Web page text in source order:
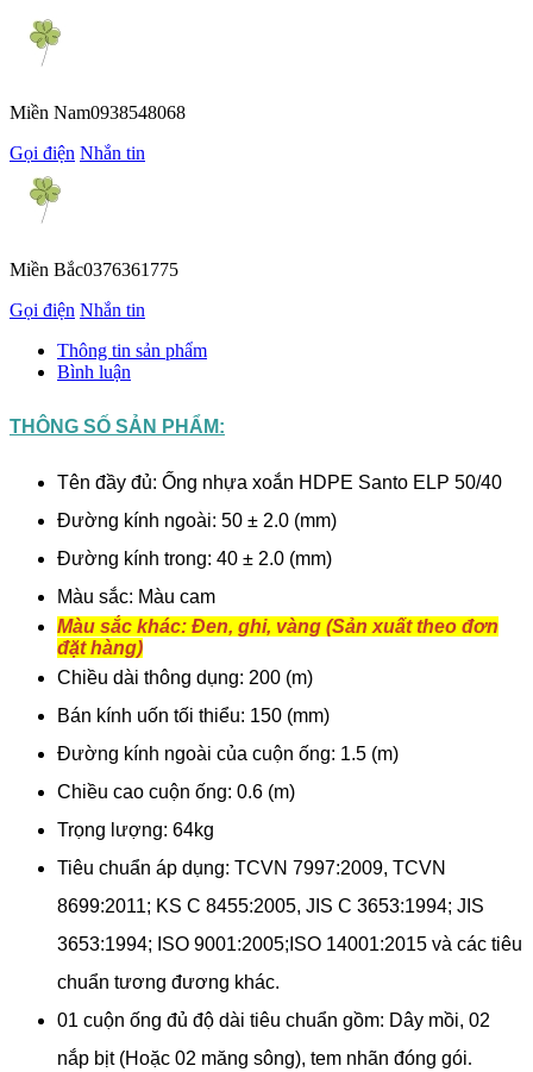
Miền Nam0938548068
Gọi điện Nhắn tin
Miền Bắc0376361775
Gọi điện Nhắn tin
Thông tin sản phẩm
Bình luận
THÔNG SỐ SẢN PHẨM:
Tên đầy đủ: Ống nhựa xoắn HDPE Santo ELP 50/40
Đường kính ngoài: 50 ± 2.0 (mm)
Đường kính trong: 40 ± 2.0 (mm)
Màu sắc: Màu cam
Màu sắc khác: Đen, ghi, vàng (Sản xuất theo đơn
đặt hàng)
Chiều dài thông dụng: 200 (m)
Bán kính uốn tối thiểu: 150 (mm)
Đường kính ngoài của cuộn ống: 1.5 (m)
Chiều cao cuộn ống: 0.6 (m)
Trọng lượng: 64kg
Tiêu chuẩn áp dụng: TCVN 7997:2009, TCVN
8699:2011; KS C 8455:2005, JIS C 3653:1994; JIS
3653:1994; ISO 9001:2005;ISO 14001:2015 và các tiêu
chuẩn tương đương khác.
01 cuộn ống đủ độ dài tiêu chuẩn gồm: Dây mồi, 02
nắp bịt (Hoặc 02 măng sông), tem nhãn đóng gói.